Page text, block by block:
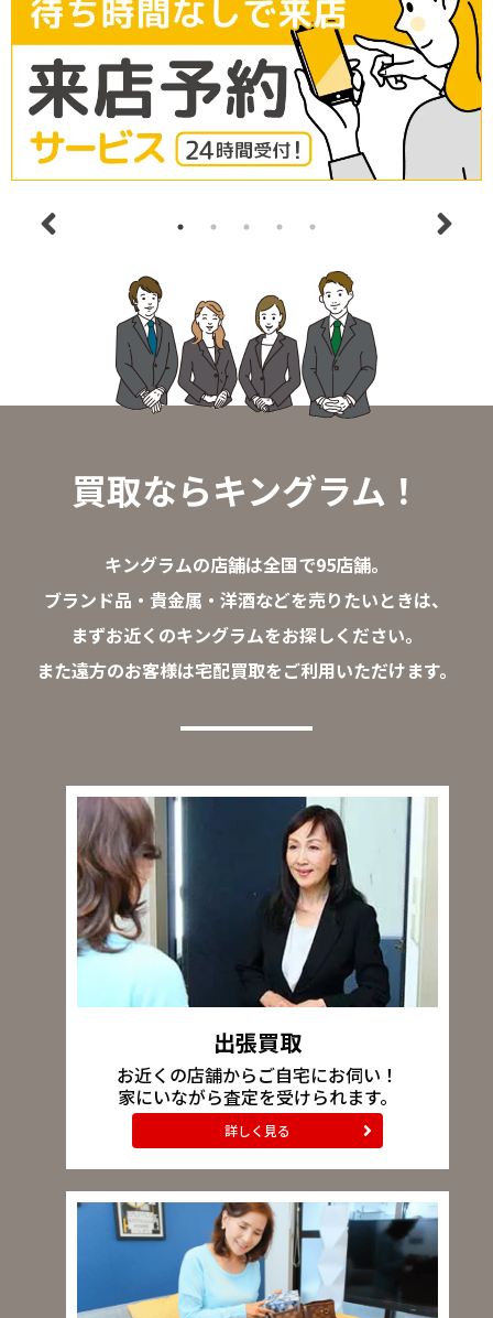
買取ならキングラム！
キングラムの店舗は全国で95店舗。
ブランド品・貴金属・洋酒などを売りたいときは、
まずお近くのキングラムをお探しください。
また遠方のお客様は宅配買取をご利用いただけます。
出張買取
お近くの店舗からご自宅にお伺い！
家にいながら査定を受けられます。
詳しく見る